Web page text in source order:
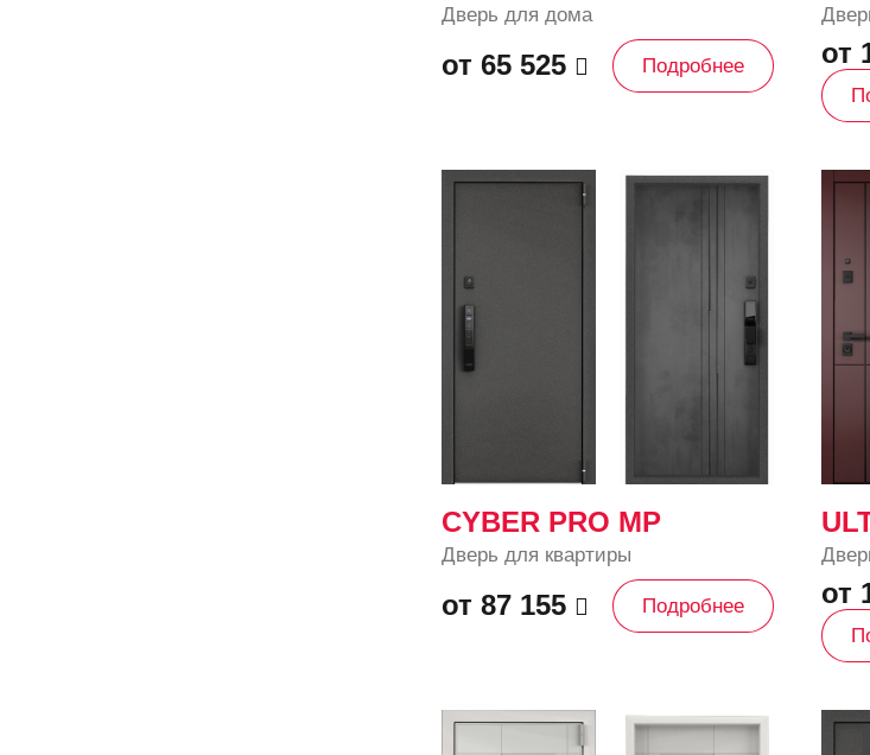
Дверь для дома
от 65 525 Подробнее от
CYBER PRO MP
Дверь для квартиры
от 87 155 Подробнее от